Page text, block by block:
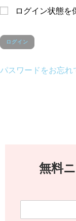
ログイン状態を
パスワードをお忘れ
無料